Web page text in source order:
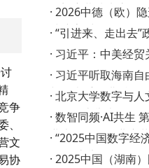
争
、
文
协
海门窗幕墙生态周
· 2026中德（欧）
续擦亮“中德（欧）
· “引进来、走出去”
· 习近平：中美经
· 习近平听取海南
并发表重要讲话
· 北京大学数字与人
活动在京举办
· 数智同频·AI共生
业大会引领行业变
· “2025中国数字经
坛”在京举行
· 2025中国（湖南